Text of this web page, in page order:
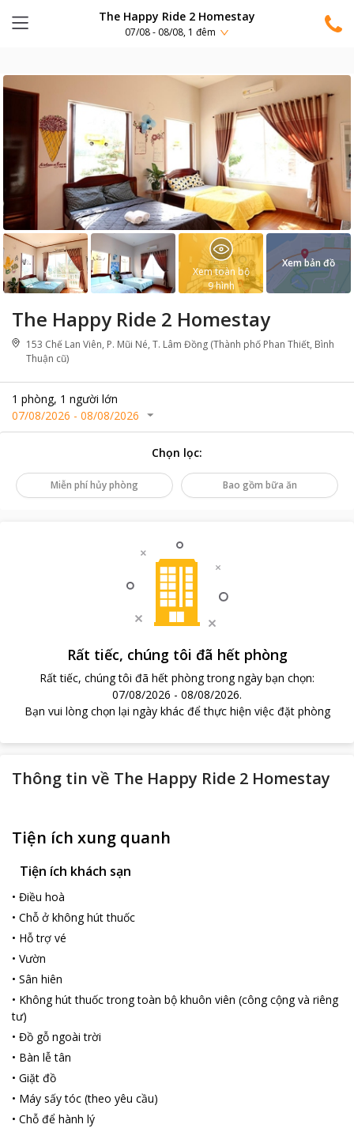
The Happy Ride 2 Homestay
07/08 - 08/08, 1 đêm
The Happy Ride 2 Homestay
153 Chế Lan Viên, P. Mũi Né, T. Lâm Đồng (Thành phố Phan Thiết, Bình
Thuận cũ)
1 phòng, 1 người lớn
07/08/2026 - 08/08/2026
Xem toàn bộ
9hình
Xem bản đồ
Chọn lọc:
Miễn phí hủy phòng Bao gồm bữa ăn
Rất tiếc, chúng tôi đã hết phòng
Rất tiếc, chúng tôi đã hết phòng trong ngày bạn chọn:
07/08/2026 - 08/08/2026.
Bạn vui lòng chọn lại ngày khác để thực hiện việc đặt phòng
Thông tin về The Happy Ride 2 Homestay
Tiện ích xung quanh
Tiện ích khách sạn
• Điều hoà
• Chỗ ở không hút thuốc
• Hỗ trợ vé
• Vườn
• Sân hiên
• Không hút thuốc trong toàn bộ khuôn viên (công cộng và riêng
tư)
• Đồ gỗ ngoài trời
• Bàn lễ tân
• Giặt đồ
• Máy sấy tóc (theo yêu cầu)
• Chỗ để hành lý